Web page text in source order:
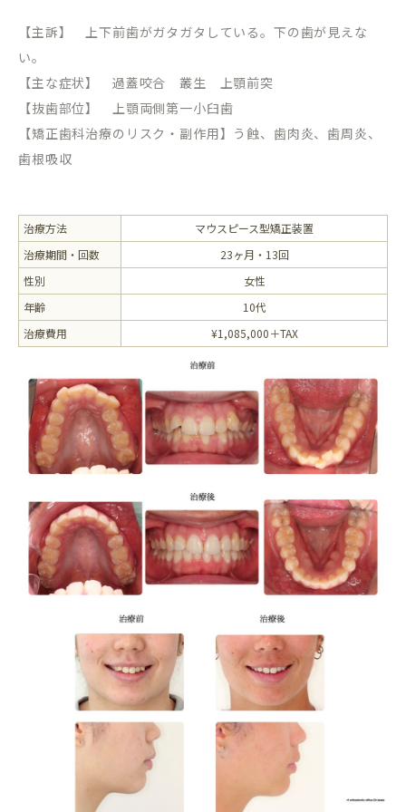
【主訴】 上下前歯がガタガタしている。下の歯が見えな
い。
【主な症状】 過蓋咬合 叢生 上顎前突
【抜歯部位】 上顎両側第一小臼歯
【矯正歯科治療のリスク・副作用】う蝕、歯肉炎、歯周炎、
歯根吸収
治療方法
マウスピース型矯正装置
治療期間・回数
23ヶ月・13回
性別
女性
年齢
10代
治療費用
¥1,085,000＋TAX